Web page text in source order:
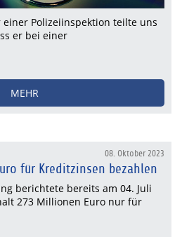
Polizeiinspektion teilte uns
er bei einer
MEHR
08. Oktober 2023
für Kreditzinsen bezahlen
berichtete bereits am 04. Juli
273 Millionen Euro nur für